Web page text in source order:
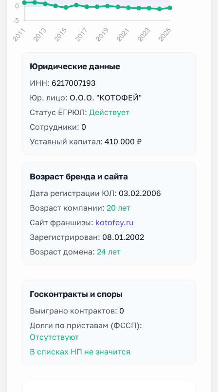
Юридические данные
ИНН: 6217007193
Юр. лицо: О.О.О. "КОТОФЕЙ"
Статус ЕГРЮЛ: Действует
Сотрудники: 0
Уставный капитал: 410 000 ₽
Возраст бренда и сайта
Дата регистрации ЮЛ: 03.02.2006
Возраст компании: 20 лет
Сайт франшизы: kotofey.ru
Зарегистрирован: 08.01.2002
Возраст домена: 24 лет
Госконтракты и споры
Выиграно контрактов: 0
Долги по приставам (ФССП):
Отсутствуют
В списках НП не значится